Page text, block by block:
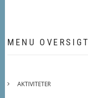
MENU OVERSIGT
AKTIVITETER